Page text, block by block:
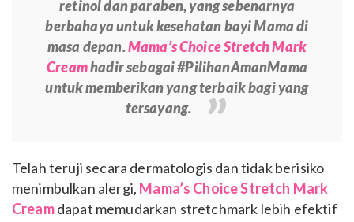
retinol dan paraben, yang sebenarnya
berbahaya untuk kesehatan bayi Mama di
masa depan.Mama’s Choice Stretch Mark
Creamhadir sebagai #PilihanAmanMama
untuk memberikan yang terbaik bagi yang
tersayang.
Telah teruji secara dermatologis dan tidak berisiko
menimbulkan alergi, Mama’s Choice Stretch Mark
Creamdapat memudarkan stretchmark lebih efektif